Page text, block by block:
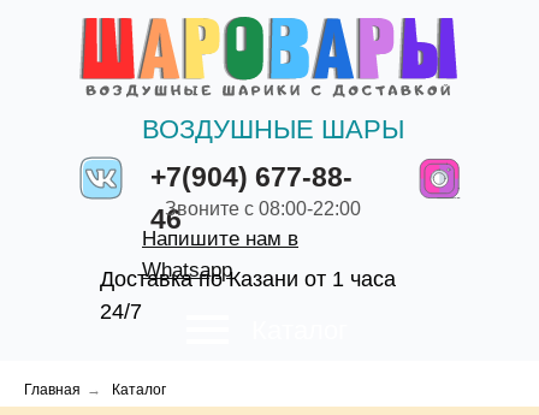
+7(904) 677-88-
46
ВОЗДУШНЫЕ ШАРЫ
Доставка по Казани от 1 часа
24/7
Звоните с 08:00-22:00
Напишите нам в
Whatsapp
Главная → Каталог